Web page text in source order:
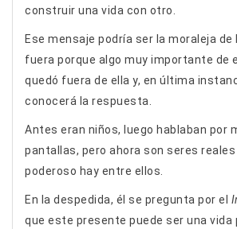
construir una vida con otro.
Ese mensaje podría ser la moraleja
fuera porque algo muy importante de
quedó fuera de ella y, en última
conocerá la respuesta.
Antes eran niños, luego hablaban por
pantallas, pero ahora son seres reales
poderoso hay entre ellos.
En la despedida, él se pregunta por el
que este presente puede ser una vida